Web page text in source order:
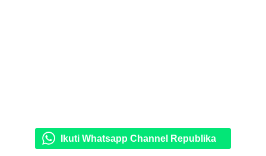
Ikuti Whatsapp Channel Republika